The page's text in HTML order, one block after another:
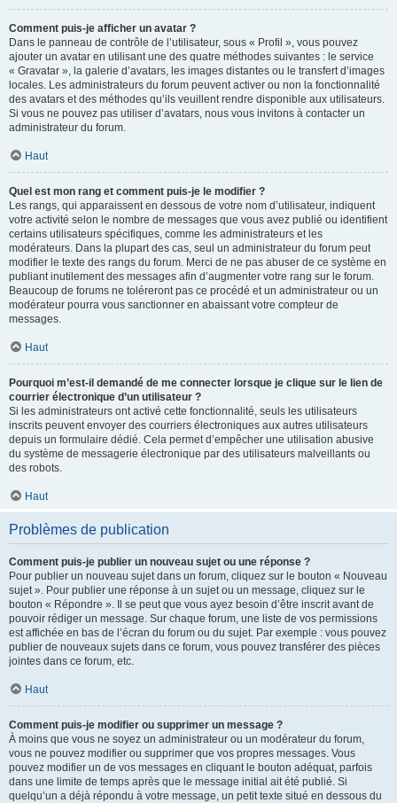
Comment puis-je afficher un avatar ?
Dans le panneau de contrôle de l’utilisateur, sous « Profil », vous pouvez
ajouter un avatar en utilisant une des quatre méthodes suivantes : le service
« Gravatar », la galerie d’avatars, les images distantes ou le transfert d’images
locales. Les administrateurs du forum peuvent activer ou non la fonctionnalité
des avatars et des méthodes qu’ils veuillent rendre disponible aux utilisateurs.
Si vous ne pouvez pas utiliser d’avatars, nous vous invitons à contacter un
administrateur du forum.
Haut
Quel est mon rang et comment puis-je le modifier ?
Les rangs, qui apparaissent en dessous de votre nom d’utilisateur, indiquent
votre activité selon le nombre de messages que vous avez publié ou identifient
certains utilisateurs spécifiques, comme les administrateurs et les
modérateurs. Dans la plupart des cas, seul un administrateur du forum peut
modifier le texte des rangs du forum. Merci de ne pas abuser de ce système en
publiant inutilement des messages afin d’augmenter votre rang sur le forum.
Beaucoup de forums ne toléreront pas ce procédé et un administrateur ou un
modérateur pourra vous sanctionner en abaissant votre compteur de
messages.
Haut
Pourquoi m’est-il demandé de me connecter lorsque je clique sur le lien de
courrier électronique d’un utilisateur ?
Si les administrateurs ont activé cette fonctionnalité, seuls les utilisateurs
inscrits peuvent envoyer des courriers électroniques aux autres utilisateurs
depuis un formulaire dédié. Cela permet d’empêcher une utilisation abusive
du système de messagerie électronique par des utilisateurs malveillants ou
des robots.
Haut
Problèmes de publication
Comment puis-je publier un nouveau sujet ou une réponse ?
Pour publier un nouveau sujet dans un forum, cliquez sur le bouton « Nouveau
sujet ». Pour publier une réponse à un sujet ou un message, cliquez sur le
bouton « Répondre ». Il se peut que vous ayez besoin d’être inscrit avant de
pouvoir rédiger un message. Sur chaque forum, une liste de vos permissions
est affichée en bas de l’écran du forum ou du sujet. Par exemple : vous pouvez
publier de nouveaux sujets dans ce forum, vous pouvez transférer des pièces
jointes dans ce forum, etc.
Haut
Comment puis-je modifier ou supprimer un message ?
À moins que vous ne soyez un administrateur ou un modérateur du forum,
vous ne pouvez modifier ou supprimer que vos propres messages. Vous
pouvez modifier un de vos messages en cliquant le bouton adéquat, parfois
dans une limite de temps après que le message initial ait été publié. Si
quelqu’un a déjà répondu à votre message, un petit texte situé en dessous du